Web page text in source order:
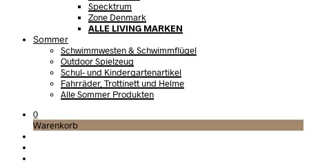
Specktrum
Zone Denmark
ALLE LIVING MARKEN
Sommer
Schwimmwesten & Schwimmflügel
Outdoor Spielzeug
Schul- und Kindergartenartikel
Fahrräder, Trottinett und Helme
Alle Sommer Produkten
0
Warenkorb